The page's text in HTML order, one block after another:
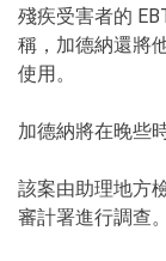
殘疾受害者的
稱，加德納還將
使用。
加德納將在晚些
該案由助理地方
審計署進行調查。